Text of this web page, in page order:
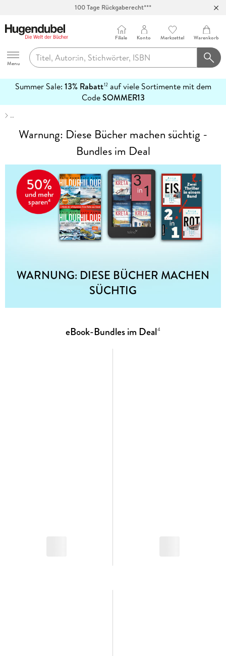
100 Tage Rückgaberecht***
Hugendubel
Menu
Filiale Konto Merkzettel Warenkorb
Summer Sale: 13% Rabatt12auf viele Sortimente mit dem
CodeSOMMER13
erfahren
…
Warnung: Diese Bücher machen süchtig -
Bundles im Deal
WARNUNG: DIESE BÜCHER MACHEN
SÜCHTIG
eBook-Bundles im Deal4